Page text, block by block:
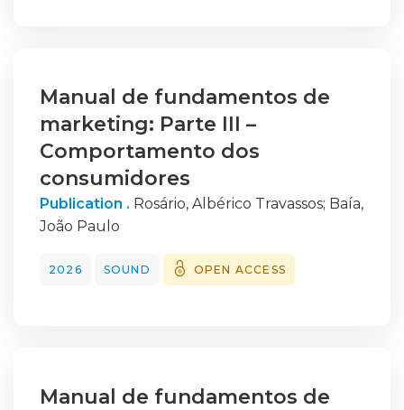
Manual de fundamentos de
marketing: Parte III –
Comportamento dos
consumidores
Publication . Rosário, Albérico Travassos; Baía,
João Paulo
2026 SOUND OPEN ACCESS
Manual de fundamentos de